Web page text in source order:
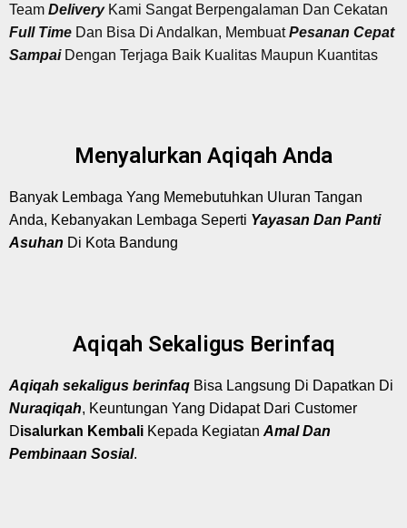
Team DeliveryKami Sangat Berpengalaman Dan Cekatan
Full Time Dan Bisa Di Andalkan, MembuatPesanan Cepat
SampaiDengan Terjaga Baik Kualitas Maupun Kuantitas
Menyalurkan Aqiqah Anda
Banyak Lembaga Yang Memebutuhkan Uluran Tangan
Anda, Kebanyakan Lembaga Seperti Yayasan Dan Panti
Asuhan Di Kota Bandung
Aqiqah Sekaligus Berinfaq
Aqiqah sekaligus berinfaq Bisa Langsung Di Dapatkan Di
Nuraqiqah, Keuntungan Yang Didapat Dari Customer
Disalurkan Kembali Kepada Kegiatan Amal Dan
Pembinaan Sosial.